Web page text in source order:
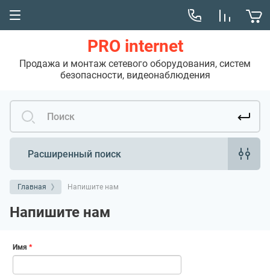
PRO internet
Продажа и монтаж сетевого оборудования, систем
безопасности, видеонаблюдения
Расширенный поиск
Главная Напишите нам
Напишите нам
Имя *